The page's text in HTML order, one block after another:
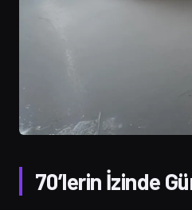
70’lerin İzinde